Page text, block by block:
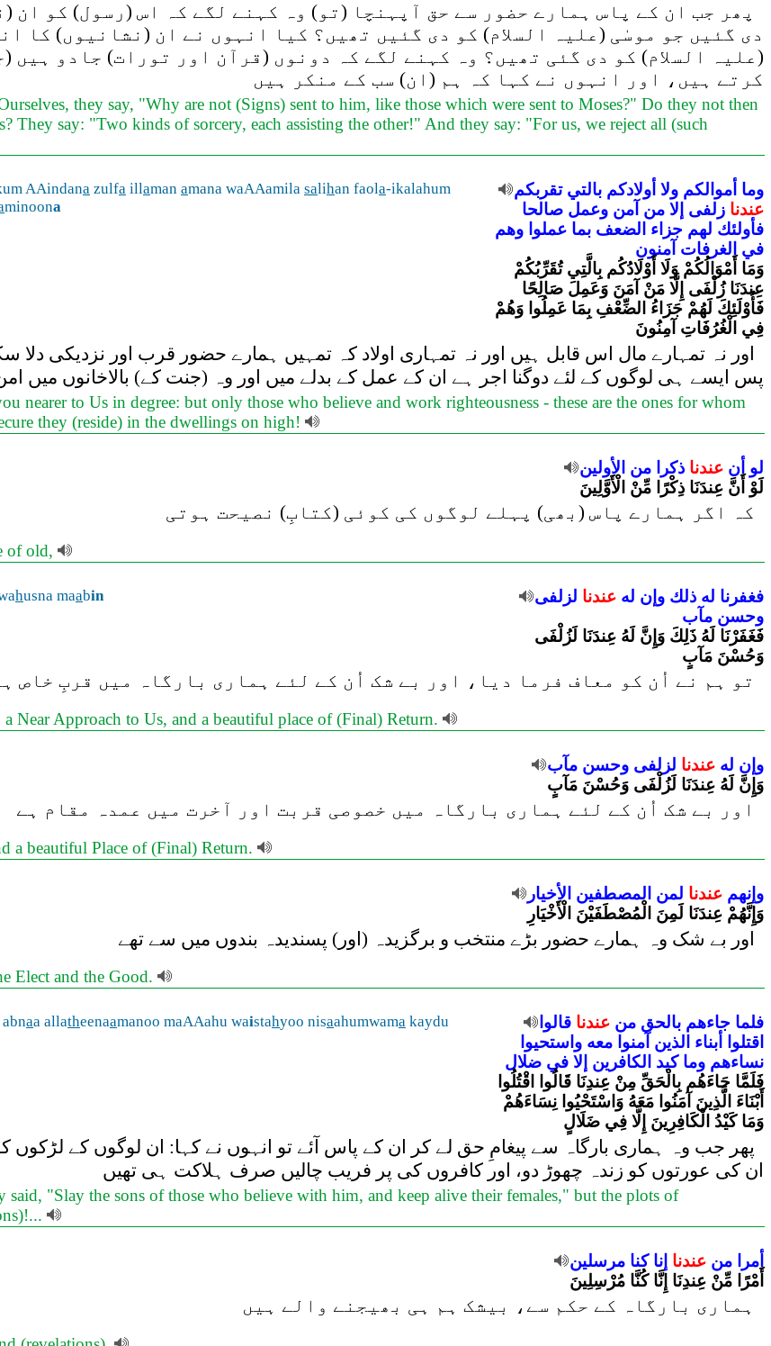
پھر جب ان کے پاس ہمارے حضور سے حق آپہنچا (تو) وہ کہنے لگے کہ اس (رسول) کو ان
دی گئیں جو موسٰی (علیہ السلام) کو دی گئیں تھیں؟ کیا انہوں نے ان (نشانیوں) کا
(علیہ السلام) کو دی گئی تھیں؟ وہ کہنے لگے کہ دونوں (قرآن اور تورات) جادو ہیں
کرتے ہیں، اور انہوں نے کہا کہ ہم (ان) سب کے منکر ہیں
they say, "Why are not (Signs) sent to him, like those which were sent to Moses?" Do they not then
They say: "Two kinds of sorcery, each assisting the other!" And they say: "For us, we reject all (such
AAindana zulfa illaman amana waAAamila salihan faola-ikalahum
minoona
وما أموالكم ولا أولادكم بالتي تقربكم
عندنا زلفى إلا من آمن وعمل صالحا
فأولئك لهم جزاء الضعف بما عملوا وهم
في الغرفات آمنون
وَمَا أَمْوَالُكُمْ وَلَا أَوْلَادُكُم بِالَّتِي تُقَرِّبُكُمْ
عِندَنَا زُلْفَى إِلَّا مَنْ آمَنَ وَعَمِلَ صَالِحًا
فَأُوْلَئِكَ لَهُمْ جَزَاءُ الضِّعْفِ بِمَا عَمِلُوا وَهُمْ
فِي الْغُرُفَاتِ آمِنُونَ
اور نہ تمہارے مال اس قابل ہیں اور نہ تمہاری اولاد کہ تمہیں ہمارے حضور قرب اور نزدیکی دلا
پس ایسے ہی لوگوں کے لئے دوگنا اجر ہے ان کے عمل کے بدلے میں اور وہ (جنت کے) بالاخانوں میں
nearer to Us in degree: but only those who believe and work righteousness - these are the ones for whom
they (reside) in the dwellings on high!
لو أن عندنا ذكرا من الأولين
لَوْ أَنَّ عِندَنَا ذِكْرًا مِّنْ الْأَوَّلِينَ
کہ اگر ہمارے پاس (بھی) پہلے لوگوں کی کوئی (کتابِ) نصیحت ہوتی
of old,
husna maabin فغفرنا له ذلك وإن له عندنا لزلفى
وحسن مآب
فَغَفَرْنَا لَهُ ذَلِكَ وَإِنَّ لَهُ عِندَنَا لَزُلْفَى
وَحُسْنَ مَآبٍ
تو ہم نے اُن کو معاف فرما دیا، اور بے شک اُن کے لئے ہماری بارگاہ میں قربِ خاص
Near Approach to Us, and a beautiful place of (Final) Return.
وإن له عندنا لزلفى وحسن مآب
وَإِنَّ لَهُ عِندَنَا لَزُلْفَى وَحُسْنَ مَآبٍ
اور بے شک اُن کے لئے ہماری بارگاہ میں خصوصی قربت اور آخرت میں عمدہ مقام ہے
a beautiful Place of (Final) Return.
وإنهم عندنا لمن المصطفين الأخيار
وَإِنَّهُمْ عِندَنَا لَمِنَ الْمُصْطَفَيْنَ الْأَخْيَارِ
اور بے شک وہ ہمارے حضور بڑے منتخب و برگزیدہ (اور) پسندیدہ بندوں میں سے تھے
Elect and the Good.
aa allatheenaamanoo maAAahu waistahyoo nisaahumwama kaydu
فلما جاءهم بالحق من عندنا قالوا
اقتلوا
أبناء الذين آمنوا معه واستحيوا
نساءهم وما كيد الكافرين إلا في ضلال
فَلَمَّا جَاءَهُم بِالْحَقِّ مِنْ عِندِنَا قَالُوا اقْتُلُوا
أَبْنَاءَ الَّذِينَ آمَنُوا مَعَهُ وَاسْتَحْيُوا نِسَاءَهُمْ
وَمَا كَيْدُ الْكَافِرِينَ إِلَّا فِي ضَلَالٍ
پھر جب وہ ہماری بارگاہ سے پیغامِ حق لے کر ان کے پاس آئے تو انہوں نے کہا: ان لوگوں کے لڑکوں
ان کی عورتوں کو زندہ چھوڑ دو، اور کافروں کی پر فریب چالیں صرف ہلاکت ہی تھیں
"Slay the sons of those who believe with him, and keep alive their females," but the plots of
أمرا من عندنا إنا كنا مرسلين
أَمْرًا مِّنْ عِندِنَا إِنَّا كُنَّا مُرْسِلِينَ
ہماری بارگاہ کے حکم سے، بیشک ہم ہی بھیجنے والے ہیں